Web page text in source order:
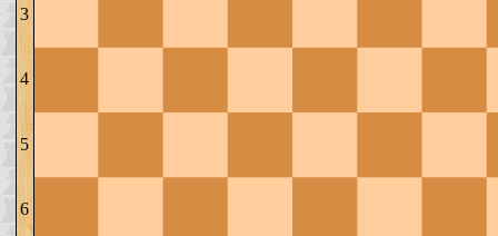
3
4
5
6